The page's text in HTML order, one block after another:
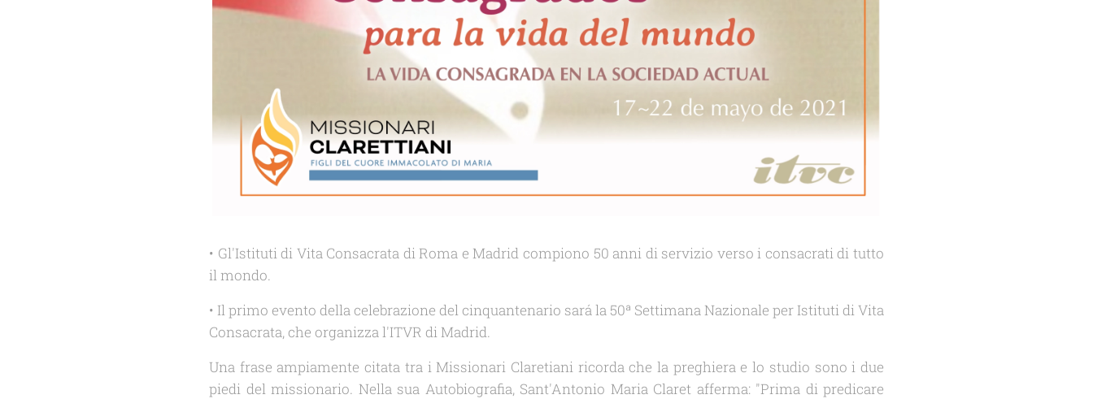
• Gl'Istituti di Vita Consacrata di Roma e Madrid compiono 50 anni di servizio verso i consacrati di tutto
il mondo.
• Il primo evento della celebrazione del cinquantenario sará la 50ª Settimana Nazionale per Istituti di Vita
Consacrata, che organizza l'ITVR di Madrid.
Una frase ampiamente citata tra i Missionari Claretiani ricorda che la preghiera e lo studio sono i due
piedi del missionario. Nella sua Autobiografia, Sant'Antonio Maria Claret afferma: "Prima di predicare